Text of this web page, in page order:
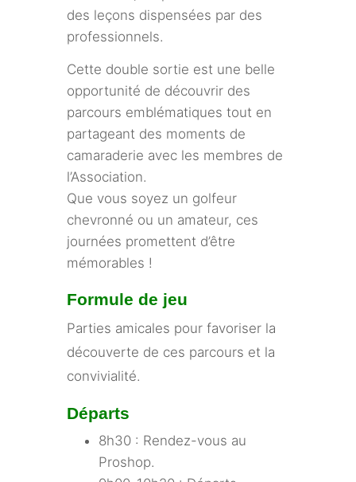
des leçons dispensées par des
professionnels.
Cette double sortie est une belle
opportunité de découvrir des
parcours emblématiques tout en
partageant des moments de
camaraderie avec les membres de
l’Association.
Que vous soyez un golfeur
chevronné ou un amateur, ces
journées promettent d’être
mémorables !
Formule de jeu
Parties amicales pour favoriser la
découverte de ces parcours et la
convivialité.
Départs
8h30 : Rendez-vous au
Proshop.